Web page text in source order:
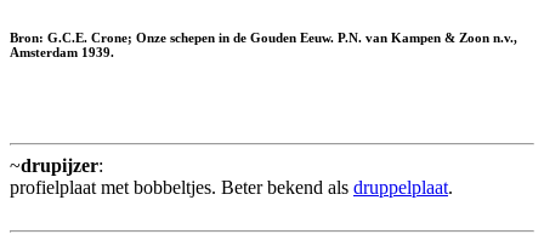
Bron: G.C.E. Crone; Onze schepen in de Gouden Eeuw. P.N. van Kampen & Zoon n.v.,
Amsterdam 1939.
~drupijzer:
profielplaat met bobbeltjes. Beter bekend als druppelplaat.